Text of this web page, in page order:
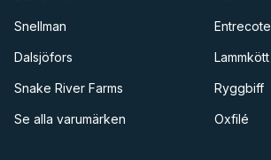
Snellman
Dalsjöfors
Snake River Farms
Se alla varumärken
Entrecote
Lammkött
Ryggbiff
Oxfilé